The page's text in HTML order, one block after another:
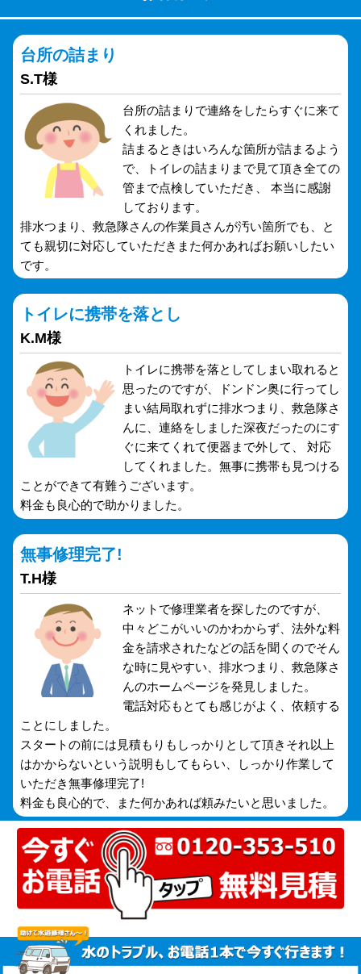
台所の詰まり
S.T様
台所の詰まりで連絡をしたらすぐに来て
くれました。
詰まるときはいろんな箇所が詰まるよう
で、トイレの詰まりまで見て頂き全ての
管まで点検していただき、 本当に感謝
しております。
排水つまり、救急隊さんの作業員さんが汚い箇所でも、と
ても親切に対応していただきまた何かあればお願いしたい
です。
トイレに携帯を落とし
K.M様
トイレに携帯を落としてしまい取れると
思ったのですが、ドンドン奥に行ってし
まい結局取れずに排水つまり、救急隊さ
んに、連絡をしました深夜だったのにす
ぐに来てくれて便器まで外して、 対応
してくれました。無事に携帯も見つける
ことができて有難うございます。
料金も良心的で助かりました。
無事修理完了!
T.H様
ネットで修理業者を探したのですが、
中々どこがいいのかわからず、法外な料
金を請求されたなどの話を聞くのでそん
な時に見やすい、排水つまり、救急隊さ
んのホームページを発見しました。
電話対応もとても感じがよく、依頼する
ことにしました。
スタートの前には見積もりもしっかりとして頂きそれ以上
はかからないという説明もしてもらい、しっかり作業して
いただき無事修理完了!
料金も良心的で、また何かあれば頼みたいと思いました。